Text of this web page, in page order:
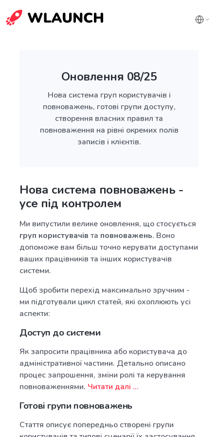
Оновлення 08/25
Нова система груп користувачів і
повноважень, готові групи доступу,
створення власних правил та
повноваження на рівні окремих полів
записів і клієнтів.
Нова система повноважень -
усе під контролем
Ми випустили велике оновлення, що стосується
груп користувачів та повноважень. Воно
допоможе вам більш точно керувати доступами
ваших працівників та інших користувачів
системи.
Щоб зробити перехід максимально зручним -
ми підготували цикл статей, які охоплюють усі
аспекти:
Доступ до системи
Як запросити працівника або користувача до
адміністративної частини. Детально описано
процес запрошення, зміни ролі та керування
повноваженнями. Читати далі ...
Готові групи повноважень
Стаття описує попередньо створені групи